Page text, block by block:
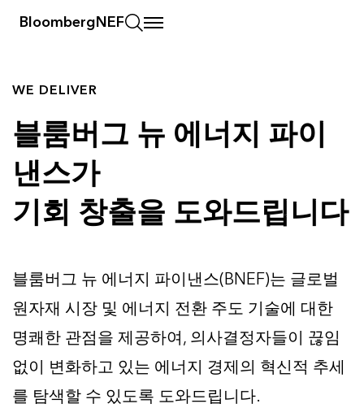
BloombergNEF
WE DELIVER
블룸버그 뉴 에너지 파이
낸스가
기회 창출을 도와드립니다
블룸버그 뉴 에너지 파이낸스(BNEF)는 글로벌
원자재 시장 및 에너지 전환 주도 기술에 대한
명쾌한 관점을 제공하여, 의사결정자들이 끊임
없이 변화하고 있는 에너지 경제의 혁신적 추세
를 탐색할 수 있도록 도와드립니다.